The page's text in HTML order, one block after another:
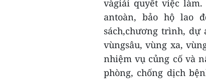
vàgiải quyết việc
antoàn, bảo hộ lao
sách,chương trình, dự
vùngsâu, vùng xa,
nhiệm vụ củng cố và
phòng, chống dịch